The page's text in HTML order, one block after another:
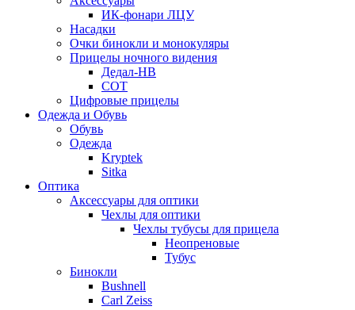
ИК-фонари ЛЦУ
Насадки
Очки бинокли и монокуляры
Прицелы ночного видения
Дедал-НВ
СОТ
Цифровые прицелы
Одежда и Обувь
Обувь
Одежда
Kryptek
Sitka
Оптика
Аксессуары для оптики
Чехлы для оптики
Чехлы тубусы для прицела
Неопреновые
Тубус
Бинокли
Bushnell
Carl Zeiss